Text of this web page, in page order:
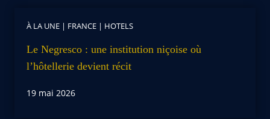
À LA UNE | FRANCE | HOTELS
Le Negresco : une institution niçoise où
l’hôtellerie devient récit
19 mai 2026